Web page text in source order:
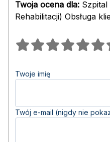
Twoja ocena dla:
Rehabilitacji) Obsługa
Twoje imię
Twój e-mail (nigdy nie